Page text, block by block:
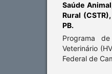
Saúde
Rural
PB.
Programa
Veterinário
Federal de